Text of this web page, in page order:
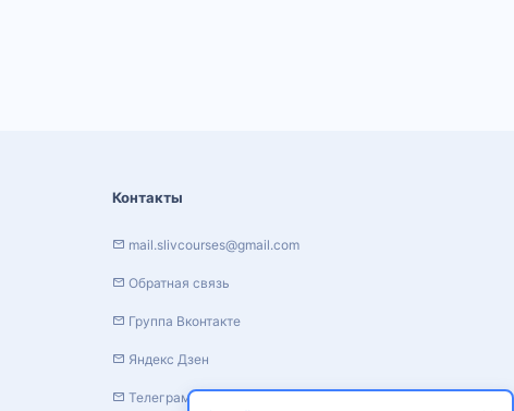
Контакты
mail.slivcourses@gmail.com
Обратная связь
Группа Вконтакте
Яндекс Дзен
Телеграм канал